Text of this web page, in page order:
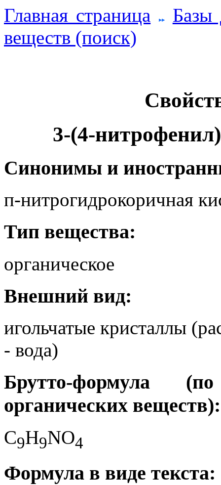
Главная страница
Базы
веществ (поиск)
3-(4-
Синонимы и
п-нитрогидрокоричная
Тип вещества:
органическое
Внешний вид:
игольчатые кристаллы
- вода)
Брутто-формула
органических веществ):
C9H9NO4
Формула в виде текста: